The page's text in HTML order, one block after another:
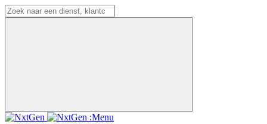
:Menu